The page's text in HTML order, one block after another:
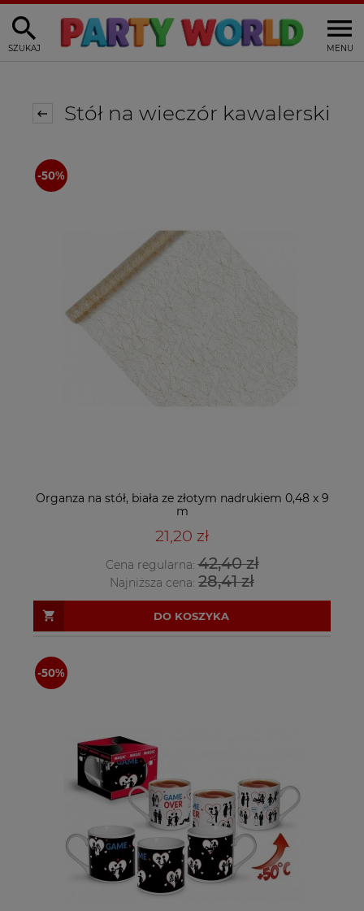
MENU
SZUKAJ
Stół na wieczór kawalerski
Organza na stół, biała ze złotym nadrukiem 0,48 x 9
m
21,20 zł
Cena regularna:42,40 zł
Najniższa cena: 28,41 zł
DO KOSZYKA